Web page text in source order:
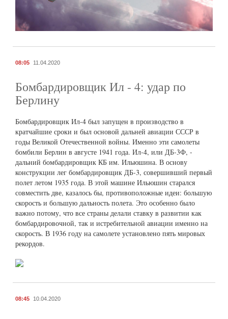
08:05 11.04.2020
Бомбардировщик Ил - 4: удар по
Берлину
Бомбардировщик Ил-4 был запущен в производство в
кратчайшие сроки и был основой дальней авиации СССР в
годы Великой Отечественной войны. Именно эти самолеты
бомбили Берлин в августе 1941 года. Ил-4, или ДБ-3Ф, -
дальний бомбардировщик КБ им. Ильюшина. В основу
конструкции лег бомбардировщик ДБ-3, совершивший первый
полет летом 1935 года. В этой машине Ильюшин старался
совместить две, казалось бы, противоположные идеи: большую
скорость и большую дальность полета. Это особенно было
важно потому, что все страны делали ставку в развитии как
бомбардировочной, так и истребительной авиации именно на
скорость. В 1936 году на самолете установлено пять мировых
рекордов.
08:45 10.04.2020